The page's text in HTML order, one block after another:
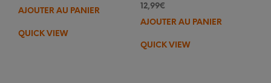
AJOUTER AU PANIER
QUICK VIEW
12,99€
AJOUTER AU PANIER
QUICK VIEW